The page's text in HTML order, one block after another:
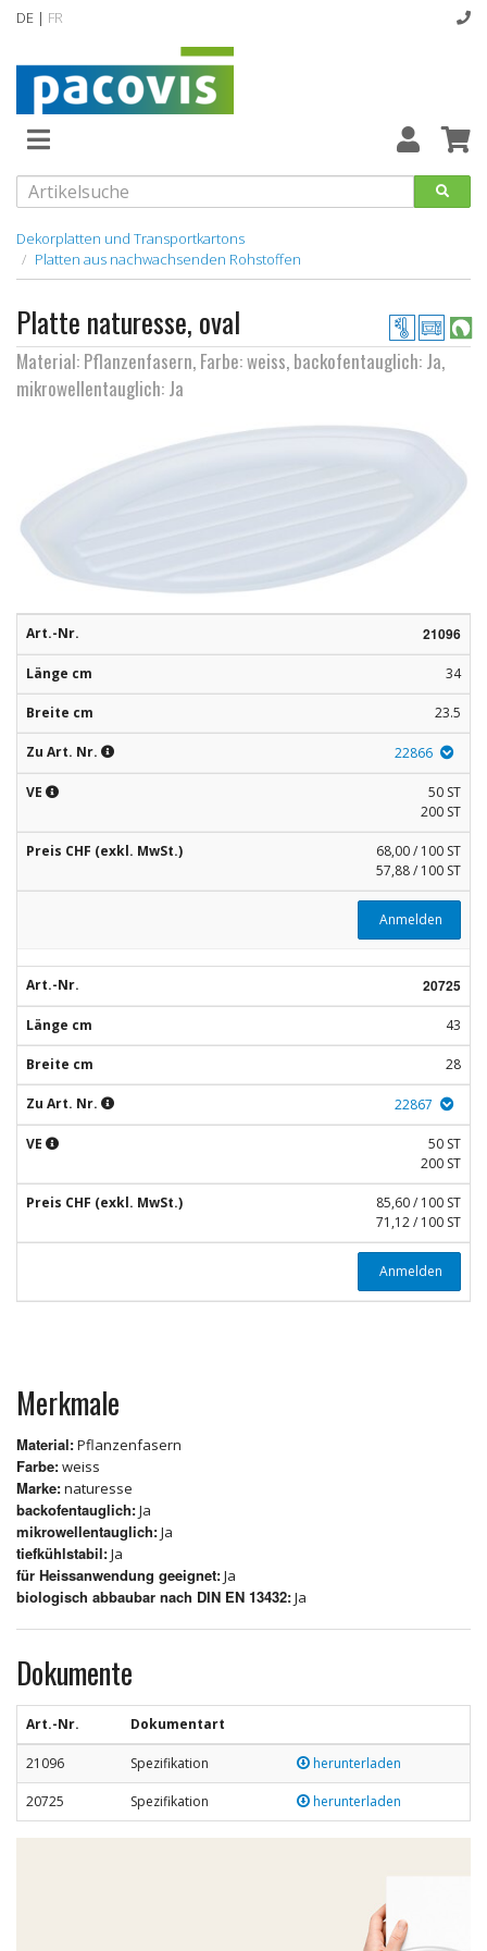
DE | FR
Abverkaufsartikel
Neuheiten
Vollsortiment
designline
Hygiene
Kataloge
Rohstoffe
Convenience
Kataloge
Dekorplatten und Transportkartons
Platten aus nachwachsenden Rohstoffen
Platte naturesse, oval
Material: Pflanzenfasern, Farbe: weiss, backofentauglich: Ja,
mikrowellentauglich: Ja
Art.-Nr. 21096
Länge cm 34
Breite cm 23.5
Zu Art. Nr. 22866
VE
50 ST
200 ST
Preis CHF (exkl. MwSt.)
68,00 / 100 ST
57,88 / 100 ST
Anmelden
Art.-Nr. 20725
Länge cm 43
Breite cm 28
Zu Art. Nr. 22867
VE
50 ST
200 ST
Preis CHF (exkl. MwSt.)
85,60 / 100 ST
71,12 / 100 ST
Anmelden
Merkmale
Material:Pflanzenfasern
Farbe:weiss
Marke:naturesse
backofentauglich:Ja
mikrowellentauglich:Ja
tiefkühlstabil:Ja
für Heissanwendung geeignet:Ja
biologisch abbaubar nach DIN EN 13432:Ja
Dokumente
Art.-Nr. Dokumentart
21096 Spezifikation herunterladen
20725 Spezifikation herunterladen